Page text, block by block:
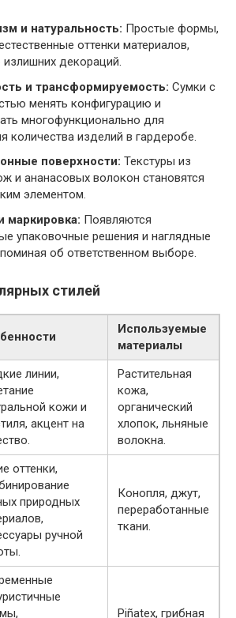
и натуральность: Простые формы,
оттенки материалов,
излишних декораций.
и трансформируемость: Сумки с
менять конфигурацию и
многофункционально для
количества изделий в гардеробе.
поверхности: Текстуры из
и ананасовых волокон становятся
элементом.
маркировка: Появляются
упаковочные решения и наглядные
об ответственном выборе.
стилей
Используемые
материалы
линии,
кожи и
акцент на
Растительная
кожа,
органический
хлопок, льняные
волокна.
оттенки,
природных
ручной
Конопля, джут,
переработанные
ткани.
Piñatex, грибная